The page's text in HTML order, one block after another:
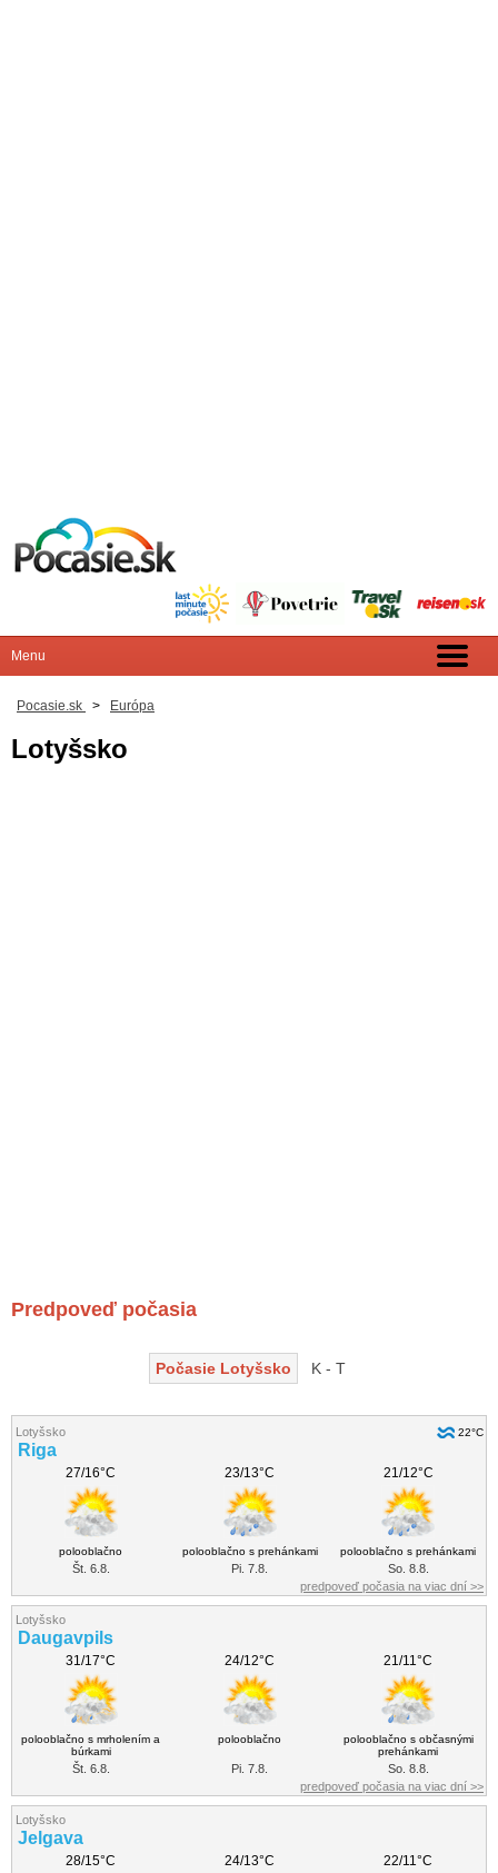
Pocasie.sk > Európa
Lotyšsko
Predpoveď počasia
Počasie Lotyšsko K - T
Lotyšsko 22°C
Riga
27/16°C 23/13°C 21/12°C
polooblačno polooblačno s prehánkami polooblačno s prehánkami
Št. 6.8. Pi. 7.8.
So. 8.8.
predpoveď počasia na viac dní >>
Lotyšsko
Daugavpils
31/17°C 24/12°C 21/11°C
polooblačno s mrholením a
búrkami
polooblačno
polooblačno s občasnými
prehánkami
Št. 6.8. Pi. 7.8.
So. 8.8.
predpoveď počasia na viac dní >>
Lotyšsko
Jelgava
28/15°C 24/13°C 22/11°C